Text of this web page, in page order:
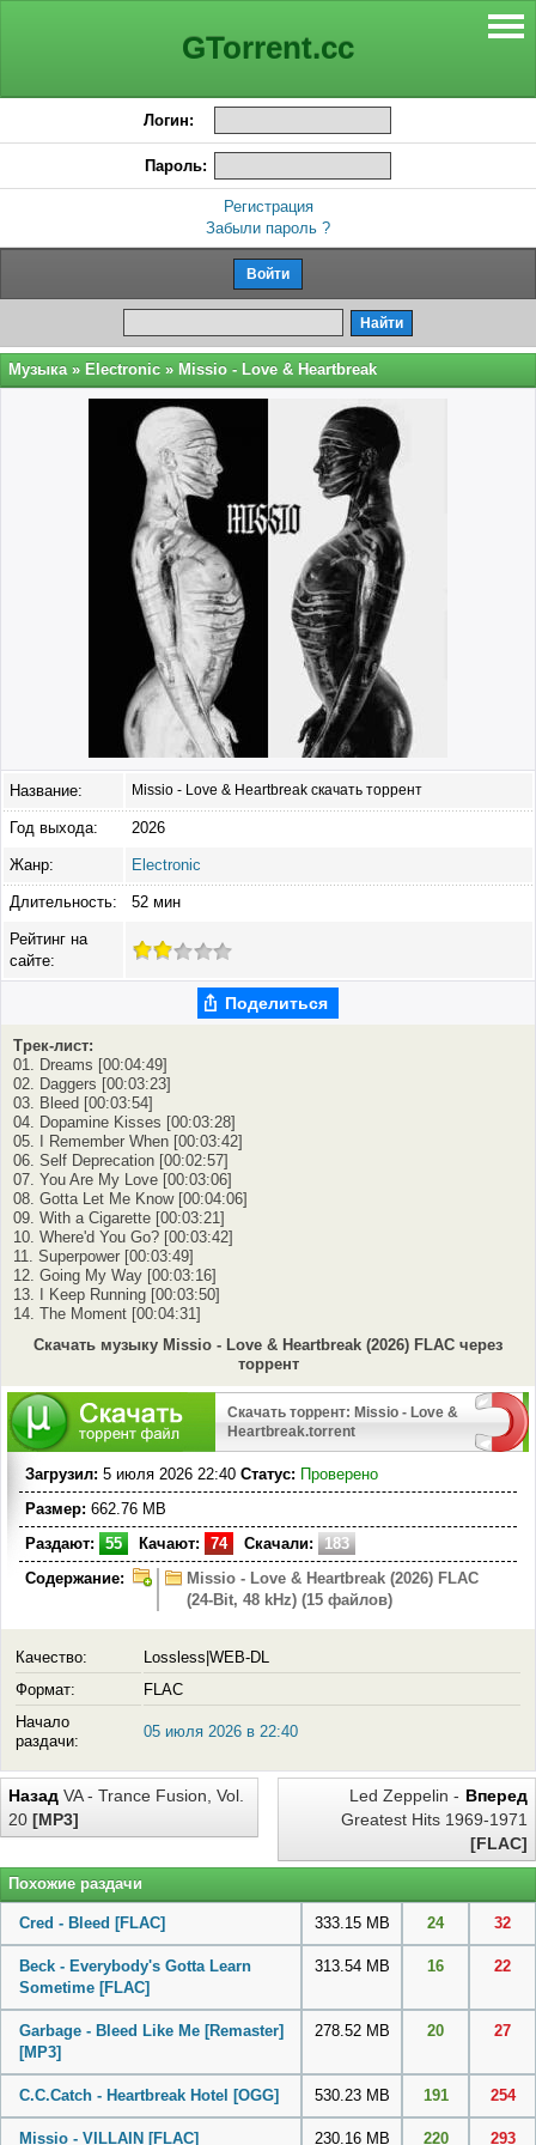
GTorrent.cc
Логин:
Пароль:
Регистрация
Забыли пароль ?
Музыка » Electronic » Missio - Love & Heartbreak
Название: Missio - Love & Heartbreak скачать торрент
Год выхода: 2026
Жанр: Electronic
Длительность: 52 мин
Рейтинг на
сайте:
Поделиться
Трек-лист:
01. Dreams [00:04:49]
02. Daggers [00:03:23]
03. Bleed [00:03:54]
04. Dopamine Kisses [00:03:28]
05. I Remember When [00:03:42]
06. Self Deprecation [00:02:57]
07. You Are My Love [00:03:06]
08. Gotta Let Me Know [00:04:06]
09. With a Cigarette [00:03:21]
10. Where'd You Go? [00:03:42]
11. Superpower [00:03:49]
12. Going My Way [00:03:16]
13. I Keep Running [00:03:50]
14. The Moment [00:04:31]
Скачать музыку Missio - Love & Heartbreak (2026) FLAC через
торрент
Скачать торрент: Missio - Love &
Heartbreak.torrent
Загрузил: 5 июля 2026 22:40 Статус: Проверено
Размер: 662.76 MB
Раздают:
55 Качают: 74 Скачали:
183
Содержание:
Missio - Love & Heartbreak (2026) FLAC
(24-Bit, 48 kHz) (15 файлов)
Качество:
Lossless|WEB-DL
Формат:
FLAC
Начало
раздачи:
05 июля 2026 в 22:40
Назад VA - Trance Fusion, Vol.
20 [MP3]
Вперед
Led Zeppelin -
Greatest Hits 1969-1971
[FLAC]
Похожие раздачи
Cred - Bleed [FLAC] 333.15 MB 24 32
Beck - Everybody's Gotta Learn
Sometime [FLAC]
313.54 MB 16 22
Garbage - Bleed Like Me [Remaster]
[MP3]
278.52 MB 20 27
C.C.Catch - Heartbreak Hotel [OGG] 530.23 MB 191 254
Missio - VILLAIN [FLAC] 230.16 MB 220 293